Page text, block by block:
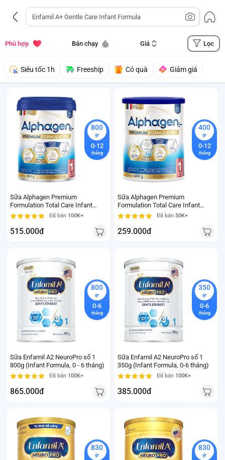
Phù hợp Bán chạy Giá Lọc
Siêu tốc 1h Freeship Có quà Giảm giá
800
gr
0-12
tháng
Sữa Alphagen Premium
Formulation Total Care Infant
Formula 800g (0-12 tháng)
Đã bán 100K+
515.000đ
400
gr
0-12
tháng
Sữa Alphagen Premium
Formulation Total Care Infant
Formula 400g (0-12 tháng)
Đã bán 50K+
259.000đ
800
gr
0-6
tháng
Sữa Enfamil A2 NeuroPro số 1
800g (Infant Formula, 0 - 6 tháng)
Đã bán 100K+
865.000đ
350
gr
0-6
tháng
Sữa Enfamil A2 NeuroPro số 1
350g (Infant Formula, 0-6 tháng)
Đã bán 100K+
385.000đ
830
gr
830
gr